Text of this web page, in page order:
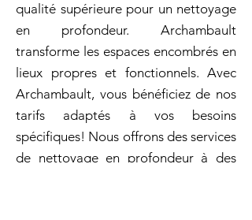
qualité supérieure pour un nettoyage
en profondeur. Archambault
transforme les espaces encombrés en
lieux propres et fonctionnels. Avec
Archambault, vous bénéficiez de nos
tarifs adaptés à vos besoins
spécifiques! Nous offrons des services
de nettoyage en profondeur à des